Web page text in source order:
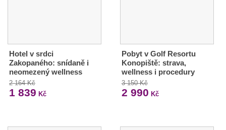
Hotel v srdci
Zakopaného: snídaně i
neomezený wellness
2 164 Kč
1 839 Kč
Pobyt v Golf Resortu
Konopiště: strava,
wellness i procedury
3 150 Kč
2 990 Kč